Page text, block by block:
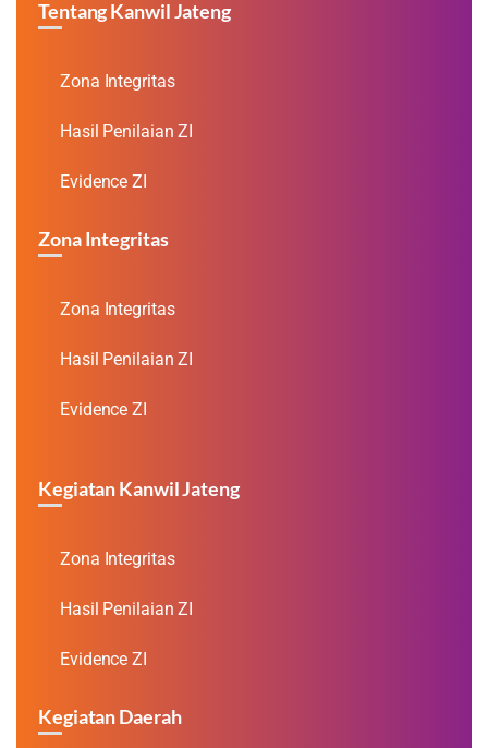
Tentang Kanwil Jateng
Zona Integritas
Hasil Penilaian ZI
Evidence ZI
Zona Integritas
Zona Integritas
Hasil Penilaian ZI
Evidence ZI
Kegiatan Kanwil Jateng
Zona Integritas
Hasil Penilaian ZI
Evidence ZI
Kegiatan Daerah